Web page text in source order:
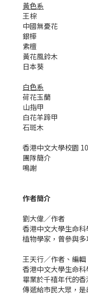
黃色系
王棕
中國無憂花
銀樺
紫檀
黃花風鈴木
日本葵
白色系
荷花玉蘭
山指甲
白花羊蹄甲
石斑木
香港中文大學校園
團隊簡介
鳴謝
作者簡介
劉大偉／作者
香港中文大學生命
植物學家，曾參與
王天行／作者、編輯
香港中文大學生命
畢業於千禧年代的
傳遞給市民大眾，